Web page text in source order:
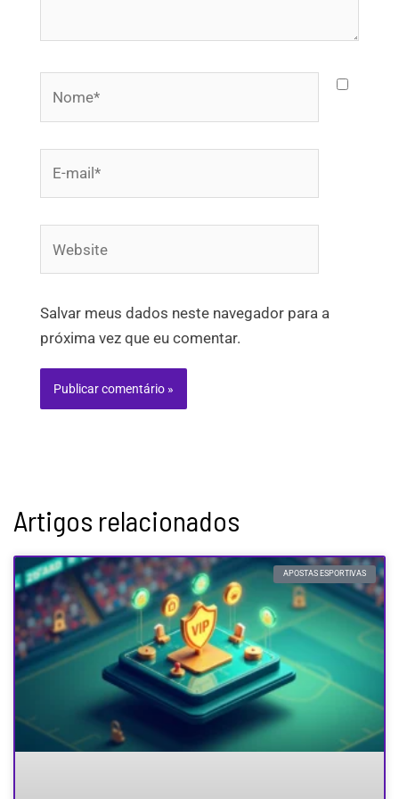
Salvar meus dados neste navegador para a
próxima vez que eu comentar.
Artigos relacionados
APOSTAS ESPORTIVAS